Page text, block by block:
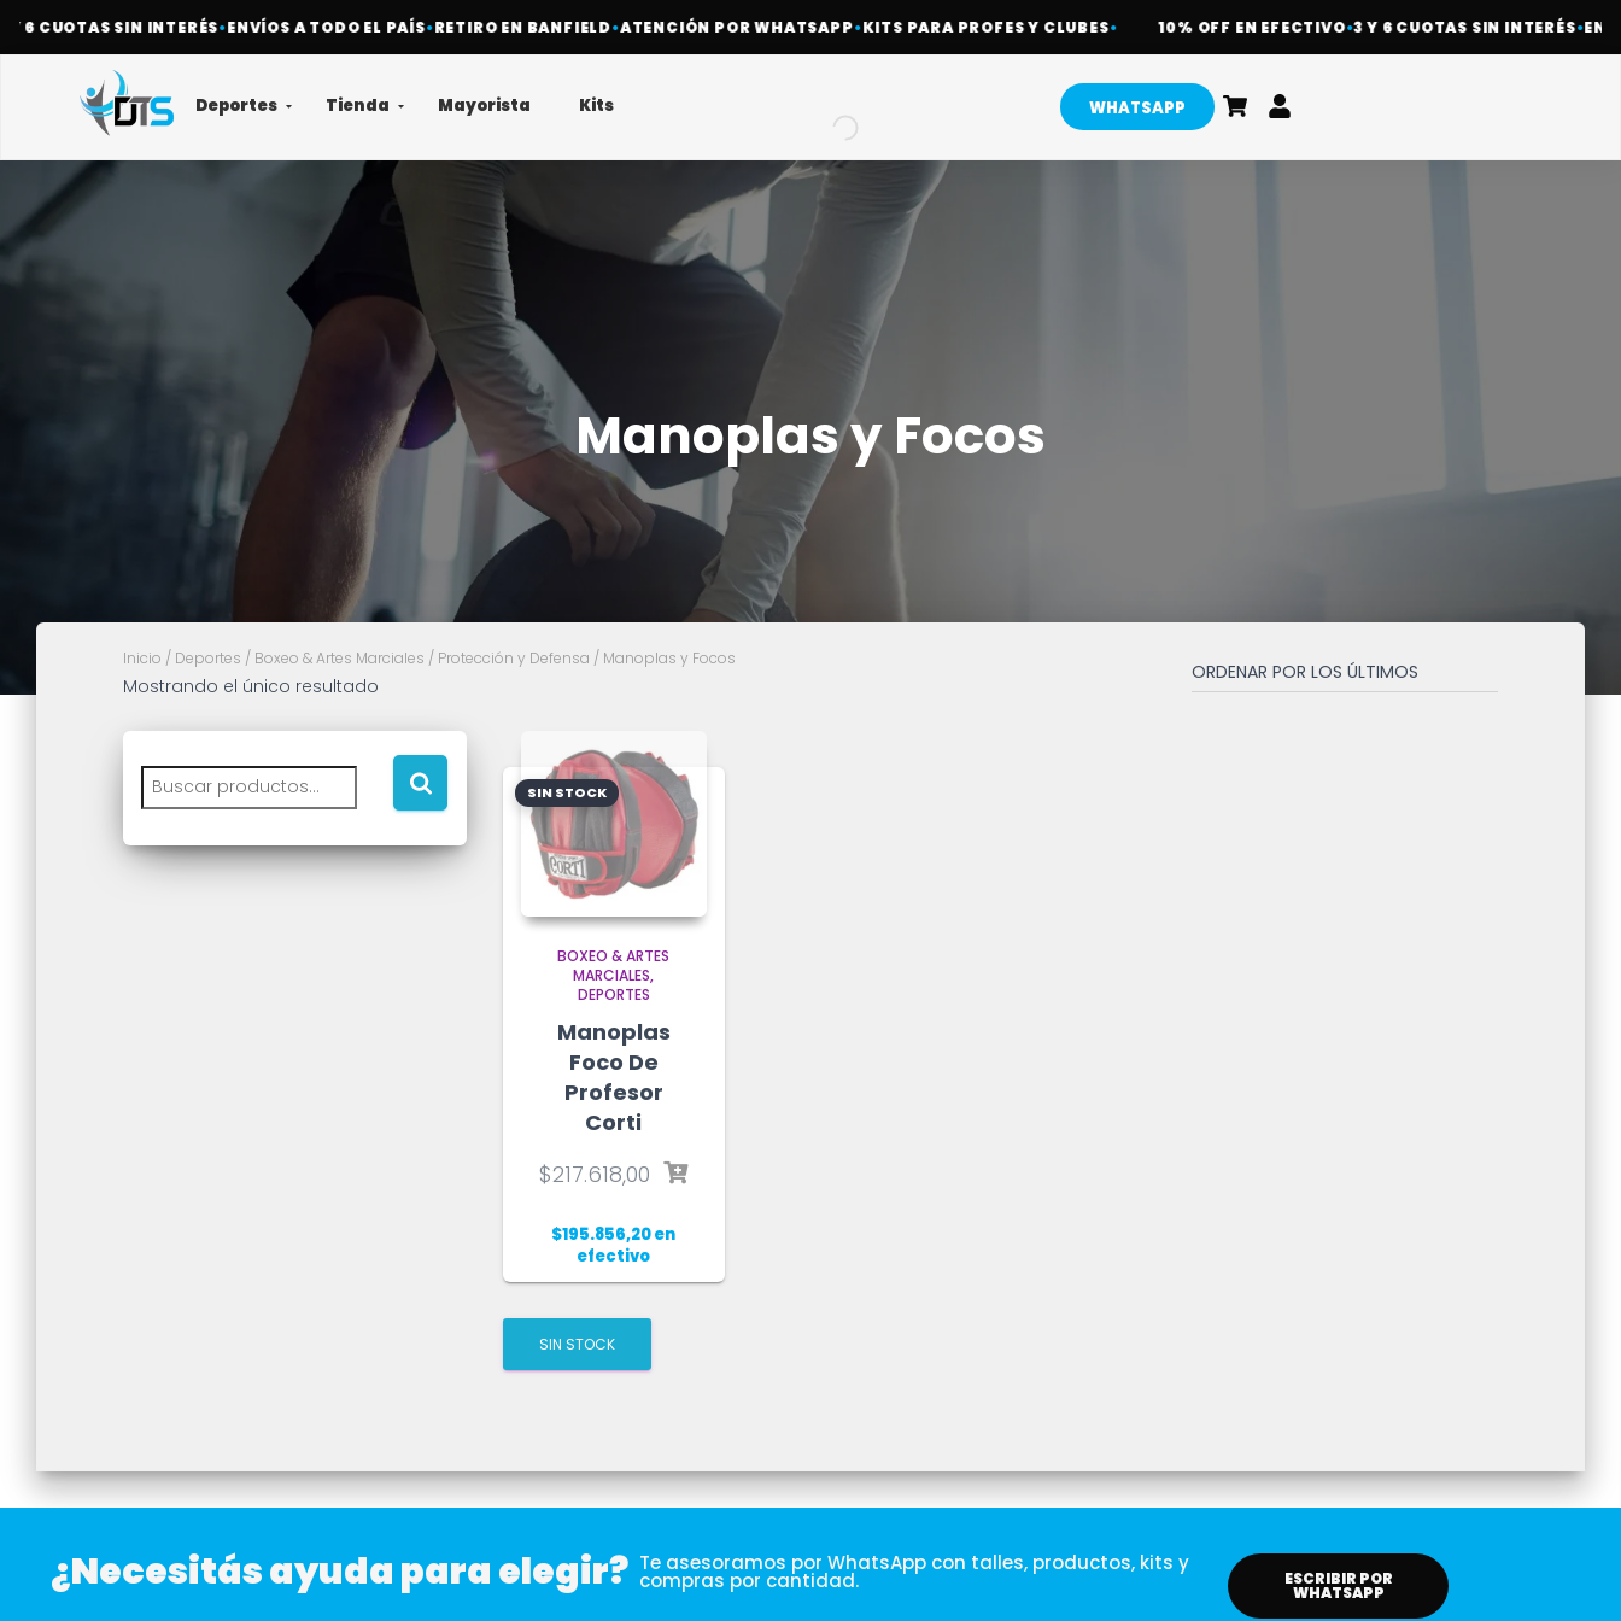
6 CUOTAS SIN INTERÉS•ENVÍOS A TODO EL PAÍS•RETIRO EN BANFIELD•ATENCIÓN POR WHATSAPP•KITS PARA PROFES Y CLUBES• 10% OFF EN EFECTIVO•3 Y 6 CUOTAS SIN INTERÉS•
Deportes Tienda Mayorista Kits WHATSAPP
Manoplas y Focos
Inicio / Deportes / Boxeo & Artes Marciales / Protección y Defensa / Manoplas y Focos
Mostrando el único resultado
SIN STOCK
BOXEO & ARTES
MARCIALES
DEPORTES
Manoplas
Foco De
Profesor
Corti
$217.618,00
$195.856,20en
efectivo
SIN STOCK
¿Necesitás ayuda para elegir? Te asesoramos por WhatsApp con talles, productos, kits y
compras por cantidad. ESCRIBIR POR
WHATSAPP